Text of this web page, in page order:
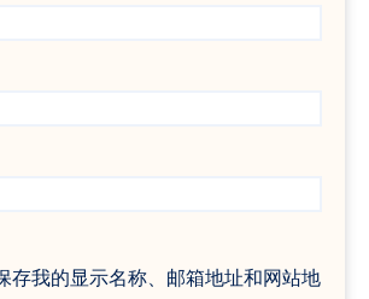
存我的显示名称、邮箱地址和网站地